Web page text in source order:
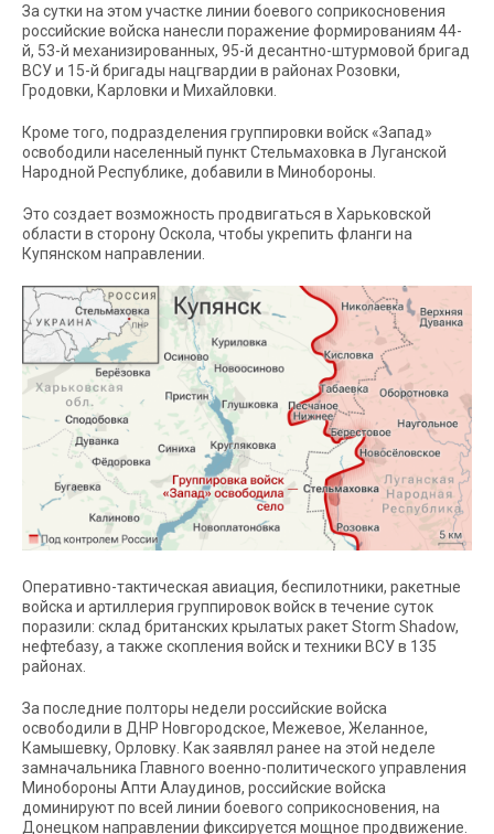
За сутки на этом участке линии боевого соприкосновения
российские войска нанесли поражение формированиям 44-
й, 53-й механизированных, 95-й десантно-штурмовой бригад
ВСУ и 15-й бригады нацгвардии в районах Розовки,
Гродовки, Карловки и Михайловки.
Кроме того, подразделения группировки войск «Запад»
освободили населенный пункт Стельмаховка в Луганской
Народной Республике, добавили в Минобороны.
Это создает возможность продвигаться в Харьковской
области в сторону Оскола, чтобы укрепить фланги на
Купянском направлении.
Оперативно-тактическая авиация, беспилотники, ракетные
войска и артиллерия группировок войск в течение суток
поразили: склад британских крылатых ракет Storm Shadow,
нефтебазу, а также скопления войск и техники ВСУ в 135
районах.
За последние полторы недели российские войска
освободили в ДНР Новгородское, Межевое, Желанное,
Камышевку, Орловку. Как заявлял ранее на этой неделе
замначальника Главного военно-политического управления
Минобороны Апти Алаудинов, российские войска
доминируют по всей линии боевого соприкосновения, на
Донецком направлении фиксируется мощное продвижение.